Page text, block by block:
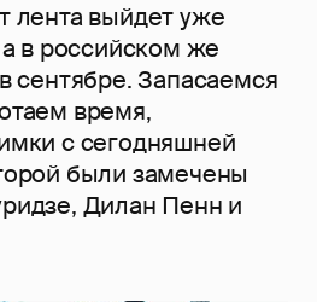
лента выйдет уже
в российском же
сентябре. Запасаемся
время,
с сегодняшней
были замечены
Дилан Пенн и